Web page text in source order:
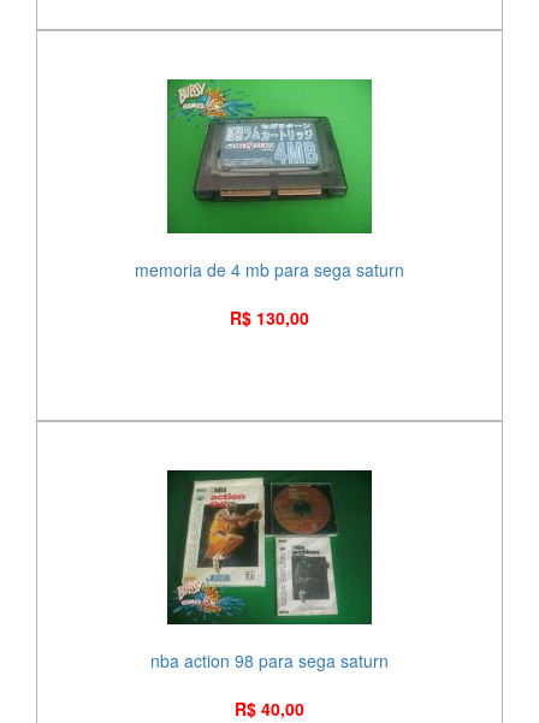
memoria de 4 mb para sega saturn
R$ 130,00
nba action 98 para sega saturn
R$ 40,00